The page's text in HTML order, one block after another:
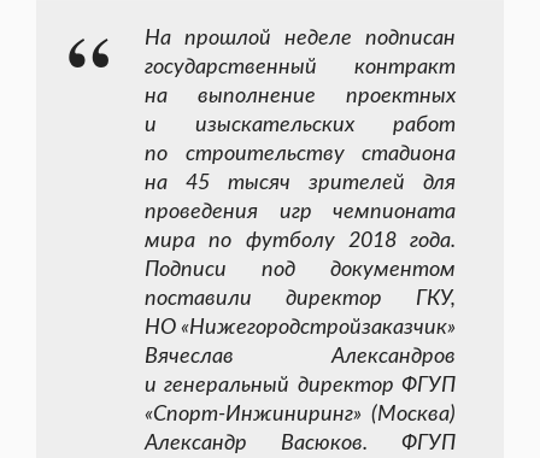
На прошлой неделе подписан
государственный контракт
на выполнение проектных
и изыскательских работ
по строительству стадиона
на 45 тысяч зрителей для
проведения игр чемпионата
мира по футболу 2018 года.
Подписи под документом
поставили директор ГКУ,
НО «Нижегородстройзаказчик»
Вячеслав Александров
и генеральный директор ФГУП
«Спорт-Инжиниринг» (Москва)
Александр Васюков. ФГУП